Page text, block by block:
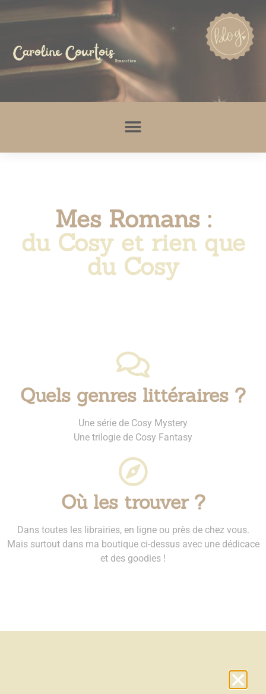
Mes Romans :
du Cosy et rien que
du Cosy
Quels genres littéraires ?
Une série de Cosy Mystery
Une trilogie de Cosy Fantasy
Où les trouver ?
Dans toutes les librairies, en ligne ou près de chez vous.
Mais surtout dans ma boutique ci-dessus avec une dédicace
et des goodies !